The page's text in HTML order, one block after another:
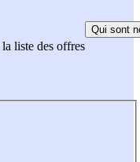
liste des offres
Qui sont